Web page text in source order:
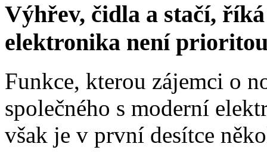
Výhřev, čidla a stačí,
elektronika není
Funkce, kterou zájemci o
společného s moderní
však je v první desítce